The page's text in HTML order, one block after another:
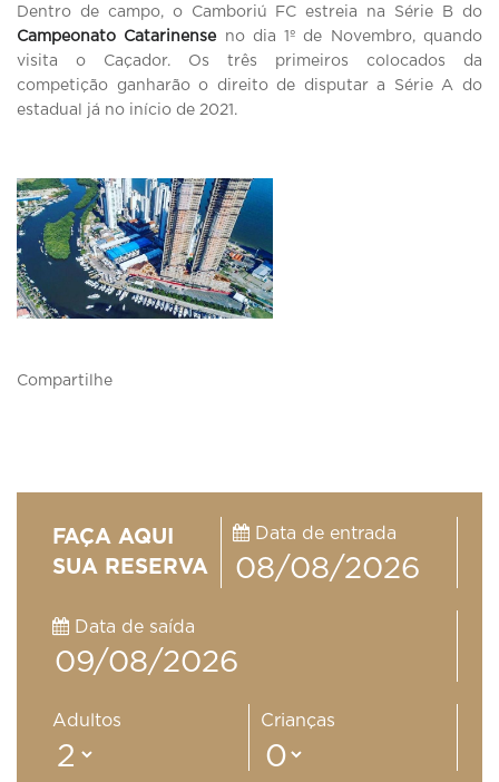
Dentro de campo, o Camboriú FC estreia na Série B do
Campeonato Catarinenseno dia 1º de Novembro, quando
visita o Caçador. Os três primeiros colocados da
competição ganharão o direito de disputar a Série A do
estadual já no início de 2021.
Compartilhe
FAÇA AQUI
SUA RESERVA
Data de entrada
Data de saída
Adultos Crianças